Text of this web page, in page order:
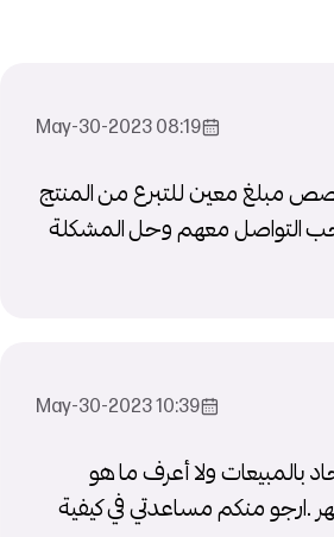
08:19 2023-May-30
مبلغ معين للتبرع من المنتج
التواصل معهم وحل المشكلة
10:39 2023-May-30
بالمبيعات ولا أعرف ما هو
.ارجو منكم مساعدتي في كيفية